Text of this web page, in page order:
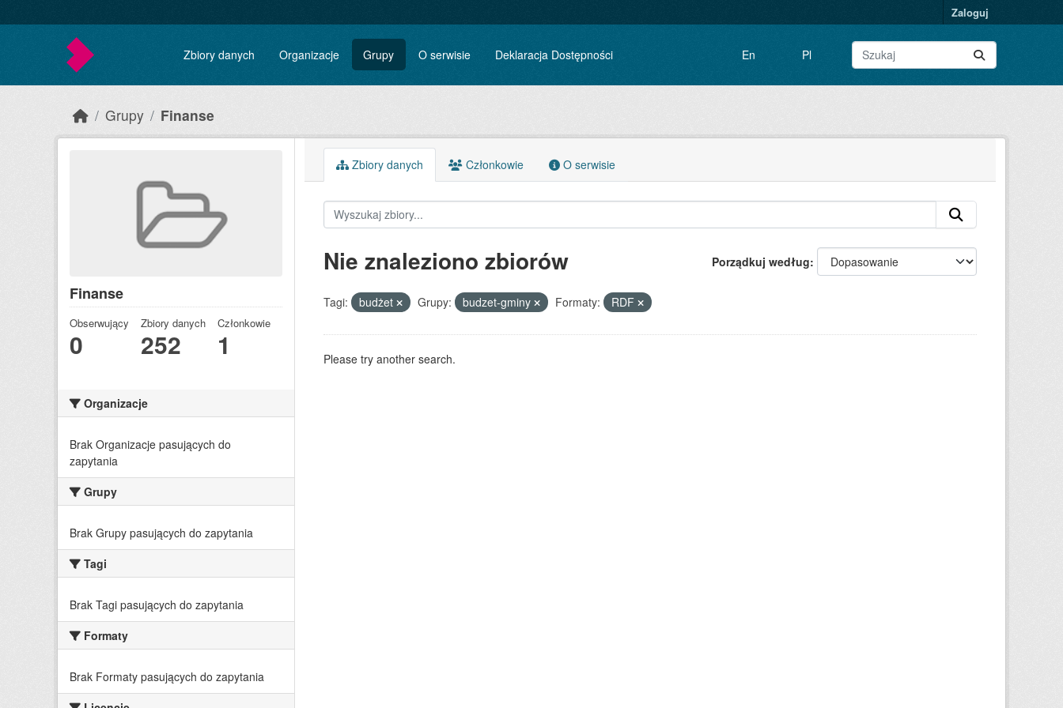
Zaloguj
Zbiory danych Organizacje Grupy O serwisie Deklaracja Dostępności En Pl
Grupy Finanse
Finanse
Obserwujący
0
Zbiory danych
252
Członkowie
1
Organizacje
Brak Organizacje pasujących do
zapytania
Grupy
Brak Grupy pasujących do zapytania
Tagi
Brak Tagi pasujących do zapytania
Formaty
Brak Formaty pasujących do zapytania
Zbiory danych Członkowie O serwisie
Porządkuj według
Nie znaleziono zbiorów
Tagi: budżet Grupy: budzet-gminy Formaty: RDF
Please try another search.